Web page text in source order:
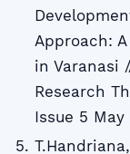
Approach:
in Varanasi
Research
Issue 5 May